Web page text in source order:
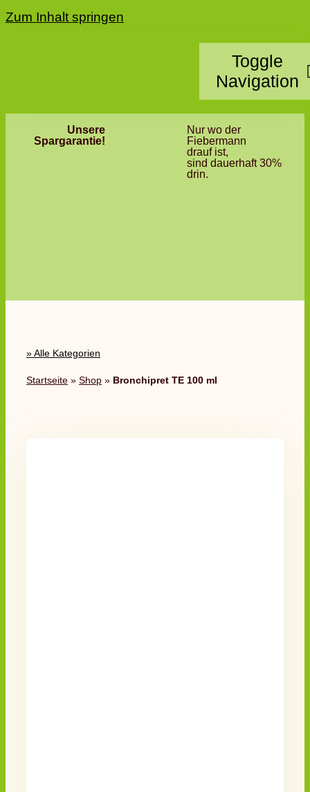
Zum Inhalt springen
Toggle
Navigation
Unsere
Spargarantie!
Nur wo der
Fiebermann
drauf ist,
sind dauerhaft 30%
drin.
» Alle Kategorien
Startseite» Shop» Bronchipret TE 100 ml